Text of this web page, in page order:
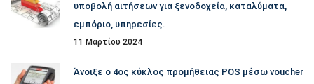
υποβολή αιτήσεων για ξενοδοχεία, καταλύματα,
εμπόριο, υπηρεσίες.
11 Μαρτίου 2024
Άνοιξε ο 4ος κύκλος προμήθειας POS μέσω voucher